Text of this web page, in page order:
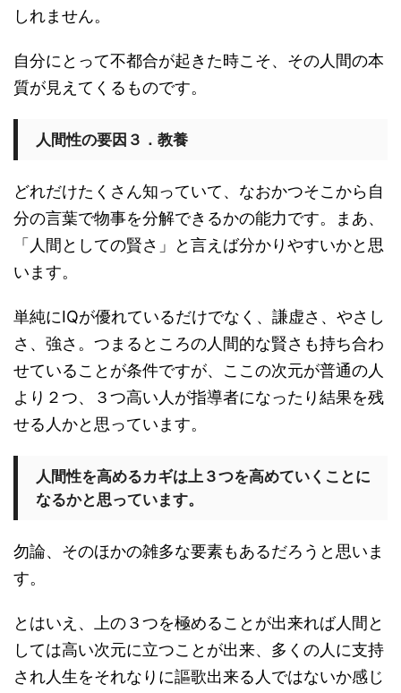
しれません。
自分にとって不都合が起きた時こそ、その人間の本
質が見えてくるものです。
人間性の要因３．教養
どれだけたくさん知っていて、なおかつそこから自
分の言葉で物事を分解できるかの能力です。まあ、
「人間としての賢さ」と言えば分かりやすいかと思
います。
単純にIQが優れているだけでなく、謙虚さ、やさし
さ、強さ。つまるところの人間的な賢さも持ち合わ
せていることが条件ですが、ここの次元が普通の人
より２つ、３つ高い人が指導者になったり結果を残
せる人かと思っています。
人間性を高めるカギは上３つを高めていくことに
なるかと思っています。
勿論、そのほかの雑多な要素もあるだろうと思いま
す。
とはいえ、上の３つを極めることが出来れば人間と
しては高い次元に立つことが出来、多くの人に支持
され人生をそれなりに謳歌出来る人ではないか感じ